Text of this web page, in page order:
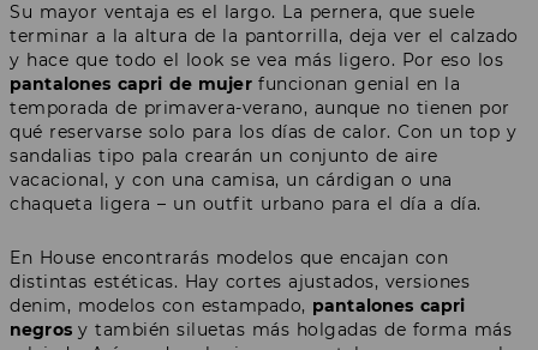
Su mayor ventaja es el largo. La pernera, que suele
terminar a la altura de la pantorrilla, deja ver el calzado
y hace que todo el look se vea más ligero. Por eso los
pantalones capri de mujerfuncionan genial en la
temporada de primavera-verano, aunque no tienen por
qué reservarse solo para los días de calor. Con un top y
sandalias tipo pala crearán un conjunto de aire
vacacional, y con una camisa, un cárdigan o una
chaqueta ligera – un outfit urbano para el día a día.
En House encontrarás modelos que encajan con
distintas estéticas. Hay cortes ajustados, versiones
denim, modelos con estampado, pantalones capri
negrosy también siluetas más holgadas de forma más